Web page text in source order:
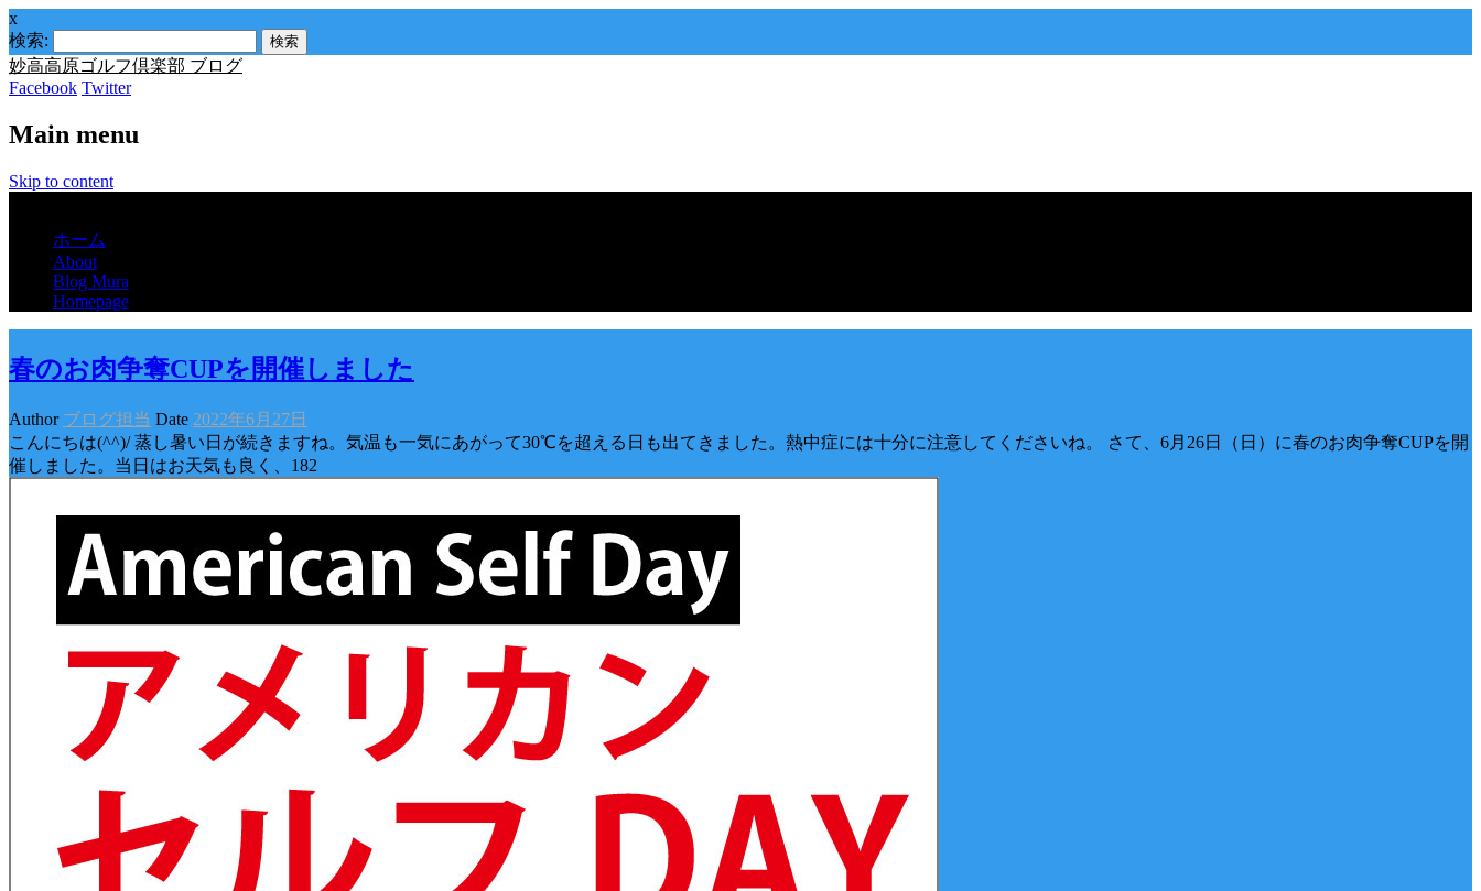
x
検索:
妙高高原ゴルフ倶楽部 ブログ
Facebook Twitter
Main menu
Skip to content
ホーム
About
Blog Mura
Homepage
春のお肉争奪CUPを開催しました
Author ブログ担当 Date 2022年6月27日
こんにちは(^^)/ 蒸し暑い日が続きますね。気温も一気にあがって30℃を超える日も出てきました。熱中症には十分に注意してくださいね。 さて、6月26日（日）に春のお肉争奪CUPを開
催しました。当日はお天気も良く、182